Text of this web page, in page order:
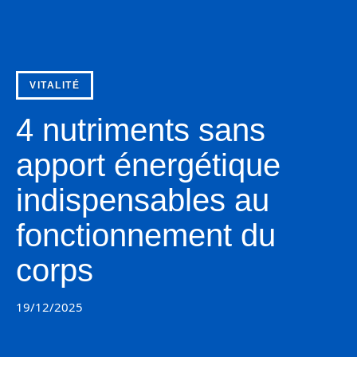
VITALITÉ
4 nutriments sans
apport énergétique
indispensables au
fonctionnement du
corps
19/12/2025